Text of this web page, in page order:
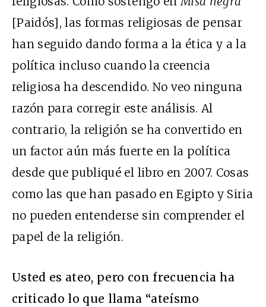
[Paidós], las formas religiosas de pensar
han seguido dando forma a la ética y a la
política incluso cuando la creencia
religiosa ha descendido. No veo ninguna
razón para corregir este análisis. Al
contrario, la religión se ha convertido en
un factor aún más fuerte en la política
desde que publiqué el libro en 2007. Cosas
como las que han pasado en Egipto y Siria
no pueden entenderse sin comprender el
papel de la religión.
Usted es ateo, pero con frecuencia ha
criticado lo que llama “ateísmo